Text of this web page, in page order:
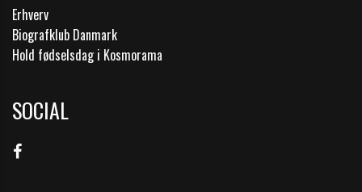
Erhverv
Biografklub Danmark
Hold fødselsdag i Kosmorama
SOCIAL